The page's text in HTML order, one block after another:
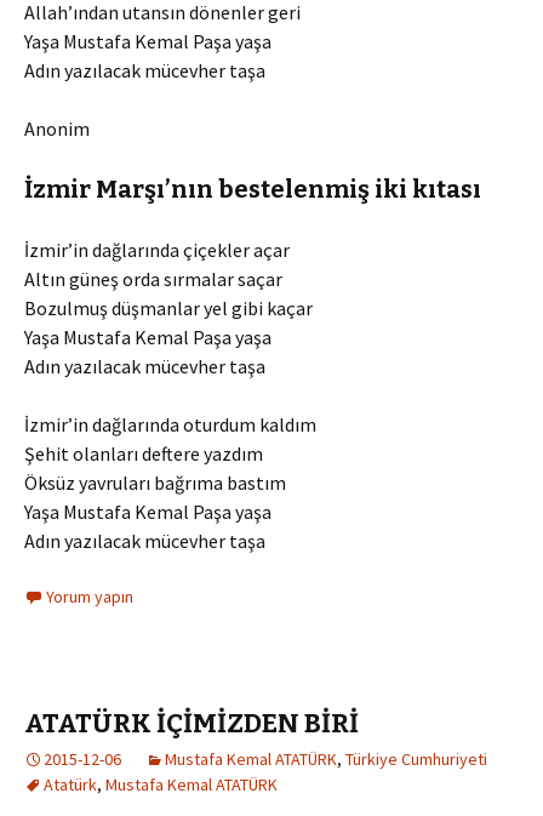
Allah’ından utansın dönenler geri
Yaşa Mustafa Kemal Paşa yaşa
Adın yazılacak mücevher taşa
Anonim
İzmir Marşı’nın bestelenmiş iki kıtası
İzmir’in dağlarında çiçekler açar
Altın güneş orda sırmalar saçar
Bozulmuş düşmanlar yel gibi kaçar
Yaşa Mustafa Kemal Paşa yaşa
Adın yazılacak mücevher taşa
İzmir’in dağlarında oturdum kaldım
Şehit olanları deftere yazdım
Öksüz yavruları bağrıma bastım
Yaşa Mustafa Kemal Paşa yaşa
Adın yazılacak mücevher taşa
Yorum yapın
ATATÜRK İÇİMİZDEN BİRİ
2015-12-06 Mustafa Kemal ATATÜRK, Türkiye Cumhuriyeti
Atatürk, Mustafa Kemal ATATÜRK